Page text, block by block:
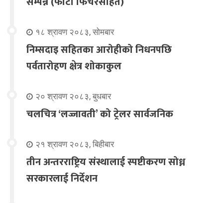
१८ श्रावण २०८३, सोमबार
निम्सदाइ सहितका आरोहीको निधनपछि
पर्वतारोहण क्षेत्र शोकाकुल
२० श्रावण २०८३, बुधबार
चलचित्र ‘लज्जावती’ को ट्रेलर सार्वजनिक
२१ श्रावण २०८३, बिहीबार
तीन अन्तरराष्ट्रिय संस्थालाई स्पष्टीकरण सोध्न
सरकारलाई निर्देशन